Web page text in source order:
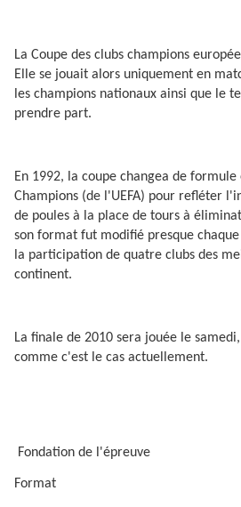
La Coupe des clubs champions
Elle se jouait alors uniquement en
les champions nationaux ainsi que le
prendre part.
En 1992, la coupe changea de
Champions (de l'UEFA) pour refléter
de poules à la place de tours à
son format fut modifié presque
la participation de quatre clubs des
continent.
La finale de 2010 sera jouée le
comme c'est le cas actuellement.
Fondation de l'épreuve
Format